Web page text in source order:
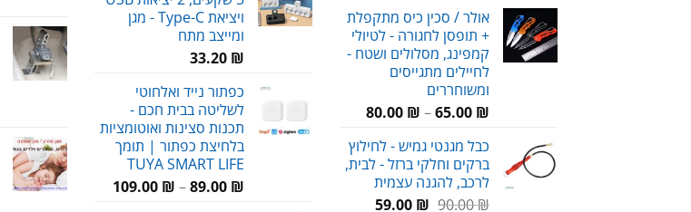
היה:
120.00 ₪.
הוא:
98.00 ₪.
אולר / סכין כיס מתקפלת
+ תופסן לחגורה - לטיולי
קמפינג, מסלולים ושטח -
לחיילים מתגייסים
ומשוחררים
65.00 ₪
–
80.00 ₪
טווח
עד
כבל מגנטי גמיש - לחילוץ
ברקים וחלקי ברזל - לבית,
לרכב, להגנה עצמית
90.00₪
המחיר59.00 ₪
המחיר
ויציאת Type-C - מגן
ומייצב מתח
33.20 ₪
כפתור נייד ואלחוטי
לשליטה בבית חכם -
תכנות סצינות ואוטומציות
בלחיצת כפתור | תומך
TUYA SMART LIFE
89.00 ₪
–
109.00 ₪